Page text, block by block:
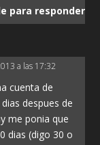
para responder
a las 17:32
cuenta de
despues de
me ponia que
dias (digo 30 o